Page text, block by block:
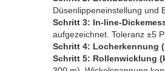
Düsenlippeneinstellung und
Schritt 3: In-line-
aufgezeichnet. Toleranz ±5
Schritt 4: Locherkennung
Schritt 5: Rollenwicklung